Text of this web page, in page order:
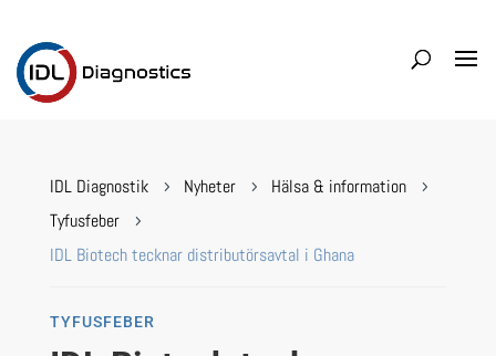
IDL Diagnostik 5 Nyheter 5 Hälsa & information 5
Tyfusfeber 5
IDL Biotech tecknar distributörsavtal i Ghana
TYFUSFEBER